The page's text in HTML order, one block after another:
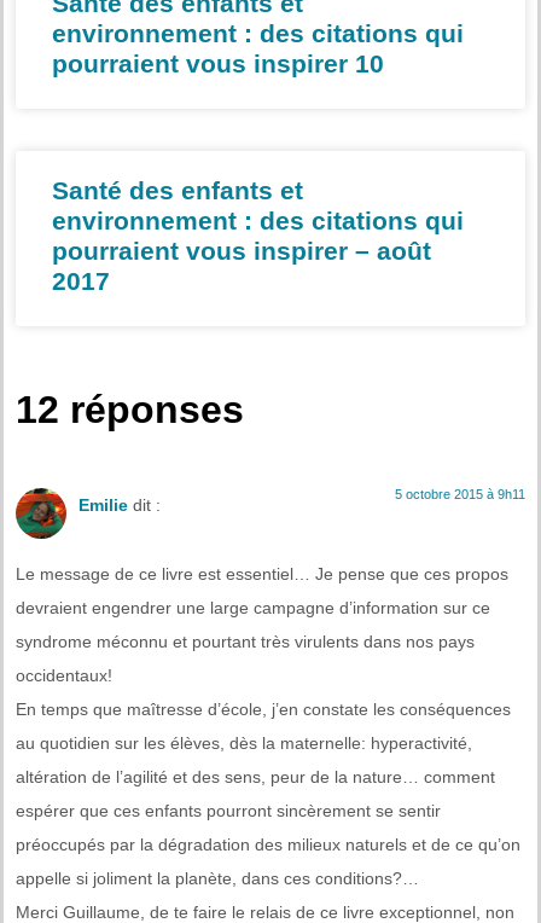
environnement : des citations qui
pourraient vous inspirer 10
Santé des enfants et
environnement : des citations qui
pourraient vous inspirer – août
2017
12 réponses
Emilie dit :
5 octobre 2015 à 9h11
Le message de ce livre est essentiel… Je pense que ces propos
devraient engendrer une large campagne d’information sur ce
syndrome méconnu et pourtant très virulents dans nos pays
occidentaux!
En temps que maîtresse d’école, j’en constate les conséquences
au quotidien sur les élèves, dès la maternelle: hyperactivité,
altération de l’agilité et des sens, peur de la nature… comment
espérer que ces enfants pourront sincèrement se sentir
préoccupés par la dégradation des milieux naturels et de ce qu’on
appelle si joliment la planète, dans ces conditions?…
Merci Guillaume, de te faire le relais de ce livre exceptionnel, non